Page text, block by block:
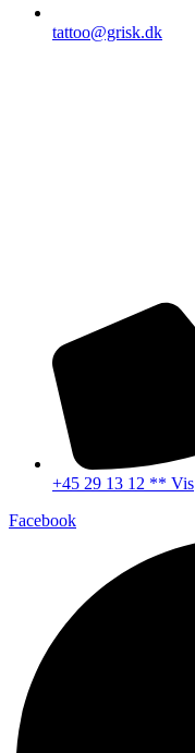
tattoo@grisk.dk
+45 29 13 12 ** Vis
Facebook